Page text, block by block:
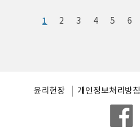
1 2 3 4 5 6
윤리헌장 개인정보처리방침